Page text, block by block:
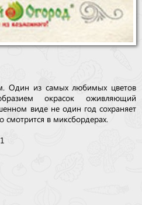
Один из самых любимых цветов
окрасок оживляющий
виде не один год сохраняет
смотрится в миксбордерах.